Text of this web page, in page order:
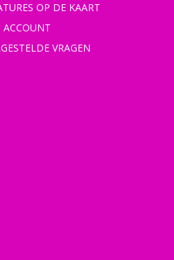
OP DE KAART
ACCOUNT
VRAGEN